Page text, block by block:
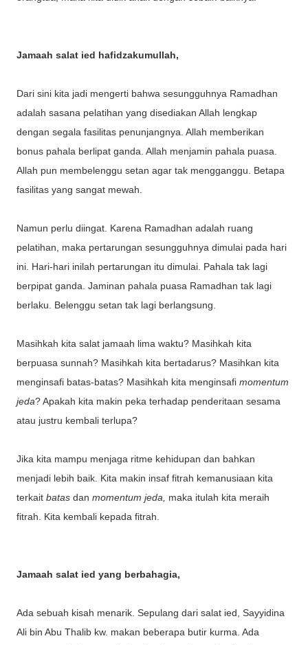
Jamaah salat ied hafidzakumullah,
Dari sini kita jadi mengerti bahwa sesungguhnya Ramadhan
adalah sasana pelatihan yang disediakan Allah lengkap
dengan segala fasilitas penunjangnya. Allah memberikan
bonus pahala berlipat ganda. Allah menjamin pahala puasa.
Allah pun membelenggu setan agar tak mengganggu. Betapa
fasilitas yang sangat mewah.
Namun perlu diingat. Karena Ramadhan adalah ruang
pelatihan, maka pertarungan sesungguhnya dimulai pada hari
ini. Hari-hari inilah pertarungan itu dimulai. Pahala tak lagi
berpipat ganda. Jaminan pahala puasa Ramadhan tak lagi
berlaku. Belenggu setan tak lagi berlangsung.
Masihkah kita salat jamaah lima waktu? Masihkah kita
berpuasa sunnah? Masihkah kita bertadarus? Masihkan kita
menginsafi batas-batas? Masihkah kita menginsafi momentum
jeda? Apakah kita makin peka terhadap penderitaan sesama
atau justru kembali terlupa?
Jika kita mampu menjaga ritme kehidupan dan bahkan
menjadi lebih baik. Kita makin insaf fitrah kemanusiaan kita
terkait batas dan momentum jeda,
maka itulah kita meraih
fitrah. Kita kembali kepada fitrah.
Jamaah salat ied yang berbahagia,
Ada sebuah kisah menarik. Sepulang dari salat ied, Sayyidina
Ali bin Abu Thalib kw. makan beberapa butir kurma. Ada